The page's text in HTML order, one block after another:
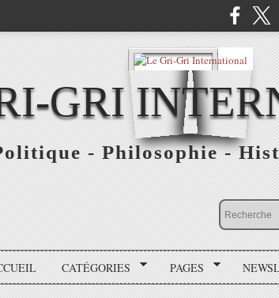
GRI
- Philosophie -
CATÉGORIES PAGES